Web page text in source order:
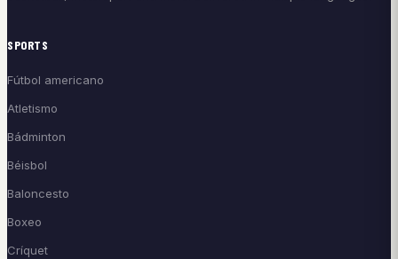
SPORTS
Fútbol americano
Atletismo
Bádminton
Béisbol
Baloncesto
Boxeo
Críquet